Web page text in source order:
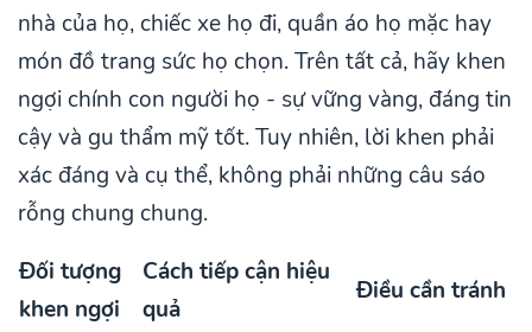
nhà của họ, chiếc xe họ đi, quần áo họ mặc hay
món đồ trang sức họ chọn. Trên tất cả, hãy khen
ngợi chính con người họ - sự vững vàng, đáng tin
cậy và gu thẩm mỹ tốt. Tuy nhiên, lời khen phải
xác đáng và cụ thể, không phải những câu sáo
rỗng chung chung.
Đối tượng
khen ngợi
Cách tiếp cận hiệu
quả
Điều cần tránh